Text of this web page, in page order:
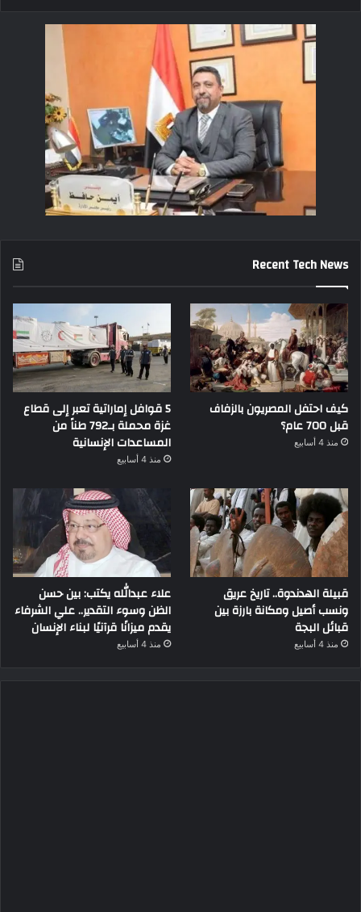
Recent Tech News
كيف احتفل المصريون بالزفاف
قبل 700 عام؟
منذ 4 أسابيع
5 قوافل إماراتية تعبر إلى قطاع
غزة محملة بـ792 طناً من
المساعدات الإنسانية
منذ 4 أسابيع
قبيلة الهدندوة.. تاريخ عريق
ونسب أصيل ومكانة بارزة بين
قبائل البجة
منذ 4 أسابيع
علاء عبدالله يكتب: بين حسن
الظن وسوء التقدير.. علي الشرفاء
يقدم ميزانًا قرآنيًا لبناء الإنسان
منذ 4 أسابيع